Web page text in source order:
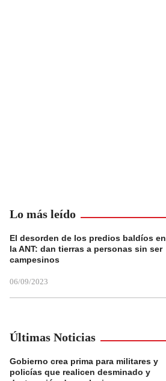
Lo más leído
El desorden de los predios baldíos en
la ANT: dan tierras a personas sin ser
campesinos
06/09/2023
Últimas Noticias
Gobierno crea prima para militares y
policías que realicen desminado y